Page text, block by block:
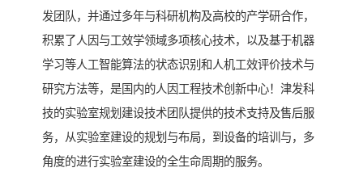
发团队，并通过多年与科研机构及高校的产学研合作，
积累了人因与工效学领域多项核心技术，以及基于机器
学习等人工智能算法的状态识别和人机工效评价技术与
研究方法等，是国内的人因工程技术创新中心！津发科
技的实验室规划建设技术团队提供的技术支持及售后服
务，从实验室建设的规划与布局，到设备的培训与，多
角度的进行实验室建设的全生命周期的服务。